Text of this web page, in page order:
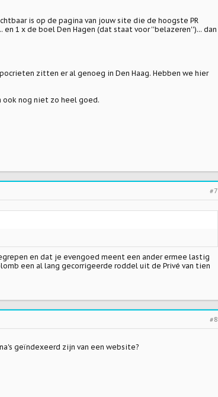
is op de pagina van jouw site die de hoogste PR
1 x de boel Den Hagen (dat staat voor ''belazeren'')... dan
zitten er al genoeg in Den Haag. Hebben we hier
ook nog niet zo heel goed.
#7
en dat je evengoed meent een ander ermee lastig
een al lang gecorrigeerde roddel uit de Privé van tien
#8
geïndexeerd zijn van een website?